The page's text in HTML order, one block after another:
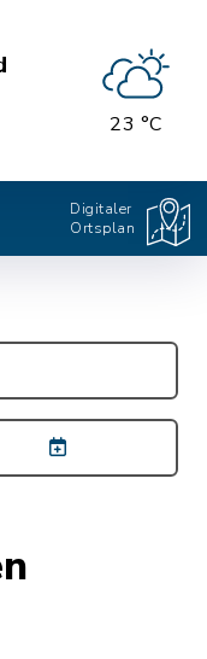
23 °C
Digitaler
Ortsplan